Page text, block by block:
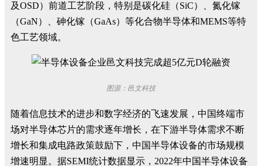
及OSD）前道工艺阶段，特别是碳化硅（SiC）、氮化镓
（GaN）、 砷化镓 （GaAs）等化合物半导体和MEMS等特
色工艺领域。
图源：邑文科技
随着信息技术的进步和数字经济的飞速发展，中国终端市
场对半导体芯片的需求逐年增长，在下游半导体需求不断
增长和集成电路政策鼓励下，中国半导体设备的市场规模
增速明显。据SEMI统计数据显示，2022年中国半导体设备